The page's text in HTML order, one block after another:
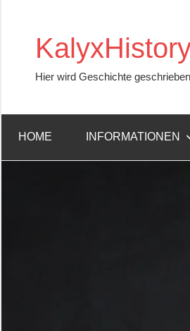
springen
Hier wird Geschichte
HOME INFORMATIONEN